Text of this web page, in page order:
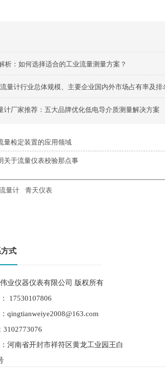
析：如何选择适合的工业流量测量方案？
量计行业总体规模、主要企业国内外市场占有率及排
计厂家推荐：五大品牌优化低电导介质测量解决方案
量检定装置的应用领域
关于流量仪表校验那点事
量计 青天仪表
式
业仪器仪表有限公司 版权所有
17530107806
qingtianweiye2008@163.com
3102773076
河南省开封市祥符区黄龙工业园王白